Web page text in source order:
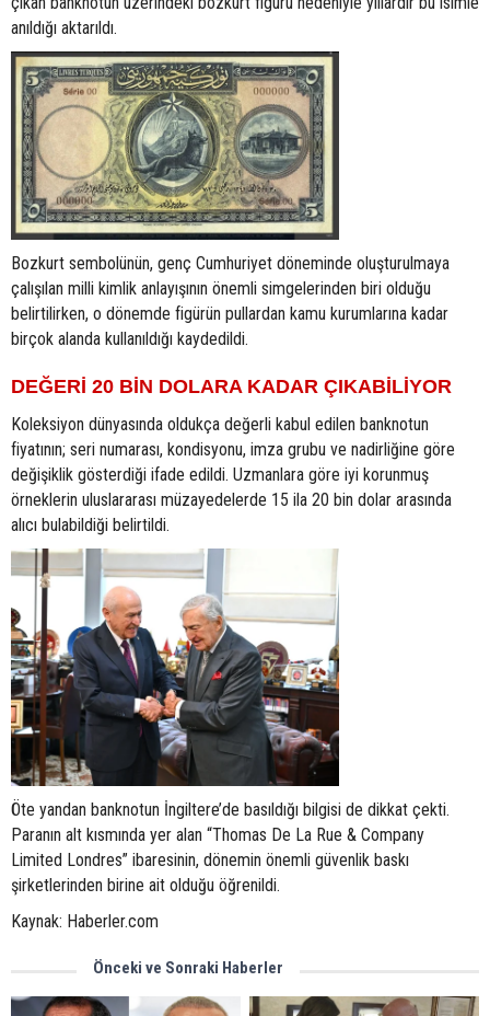
anıldığı aktarıldı.
Bozkurt sembolünün, genç Cumhuriyet döneminde oluşturulmaya
çalışılan milli kimlik anlayışının önemli simgelerinden biri olduğu
belirtilirken, o dönemde figürün pullardan kamu kurumlarına kadar
birçok alanda kullanıldığı kaydedildi.
DEĞERİ 20 BİN DOLARA KADAR ÇIKABİLİYOR
Koleksiyon dünyasında oldukça değerli kabul edilen banknotun
fiyatının; seri numarası, kondisyonu, imza grubu ve nadirliğine göre
değişiklik gösterdiği ifade edildi. Uzmanlara göre iyi korunmuş
örneklerin uluslararası müzayedelerde 15 ila 20 bin dolar arasında
alıcı bulabildiği belirtildi.
Öte yandan banknotun İngiltere’de basıldığı bilgisi de dikkat çekti.
Paranın alt kısmında yer alan “Thomas De La Rue & Company
Limited Londres” ibaresinin, dönemin önemli güvenlik baskı
şirketlerinden birine ait olduğu öğrenildi.
Kaynak: Haberler.com
Önceki ve Sonraki Haberler